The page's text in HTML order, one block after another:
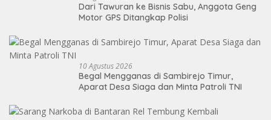
Dari Tawuran ke Bisnis Sabu, Anggota Geng
Motor GPS Ditangkap Polisi
10 Agustus 2026
Begal Mengganas di Sambirejo Timur,
Aparat Desa Siaga dan Minta Patroli TNI